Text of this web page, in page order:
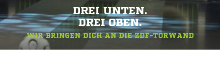
DREI UNTEN.
DREI OBEN.
WIR BRINGEN DICH AN DIE ZDF-TORWAND